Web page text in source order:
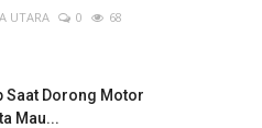
UTARA
0
68
Saat Dorong Motor
Mau...